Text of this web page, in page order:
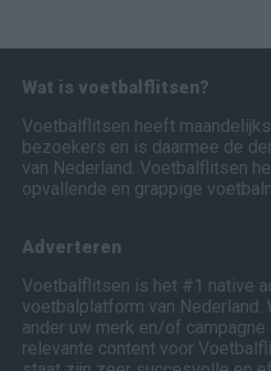
Wat is voetbalflitsen?
Voetbalflitsen heeft
bezoekers en is daarmee de
van Nederland. Voetbalflitsen
opvallende en grappige
Adverteren
Voetbalflitsen is het #1 native
voetbalplatform van Nederland.
ander uw merk en/of
relevante content voor